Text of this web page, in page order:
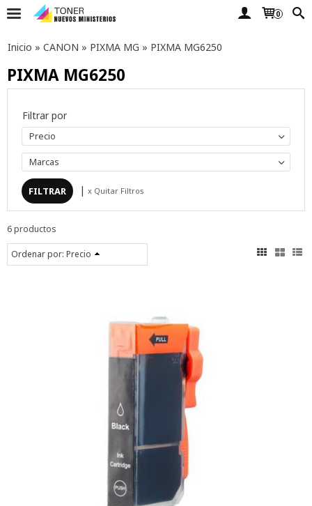
0
Inicio » CANON » PIXMA MG » PIXMA MG6250
PIXMA MG6250
Filtrar por
Precio
Marcas
| x Quitar Filtros
6 productos
Ordenar por: Precio